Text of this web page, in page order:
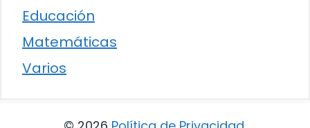
Educación
Matemáticas
Varios